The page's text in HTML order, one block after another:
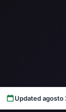
Updated agosto